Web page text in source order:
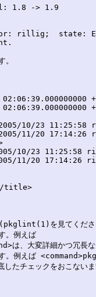
1.8 -> 1.9
rillig;  state:
10/23
11/20
10/23
11/20
title>
を見てくださ